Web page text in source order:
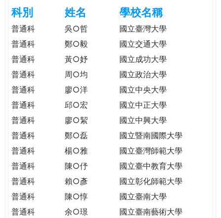
格。
民。
WAGOR
e
r
e
科別 姓名 學校名稱
普通科 吳○哲
國立臺灣大學
普通科
鄭○毅
國立交通大學
普通科
黃○妤
國立成功大學
普通科
周○均
國立政治大學
普通科
廖○洋
國立中央大學
普通科
邱○宏
國立中正大學
普通科
廖○絜
國立中興大學
普通科
鄭○磊
國立暨南國際大學
普通科
楊○雅
國立臺灣師範大學
普通科
陳○伃
國立臺中教育大學
普通科
賴○彥
國立彰化師範大學
普通科
陳○惇
國立臺南大學
普通科
余○璟
國立臺南藝術大學